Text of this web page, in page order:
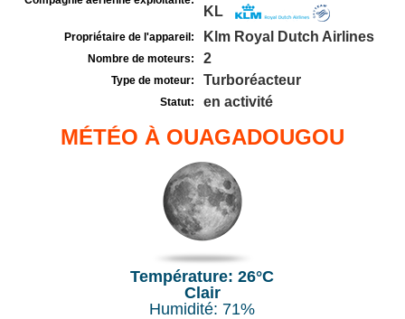
KL
Propriétaire de l'appareil: Klm Royal Dutch Airlines
Nombre de moteurs: 2
Type de moteur: Turboréacteur
Statut: en activité
MÉTÉO À OUAGADOUGOU
Température: 26°C
Clair
Humidité: 71%